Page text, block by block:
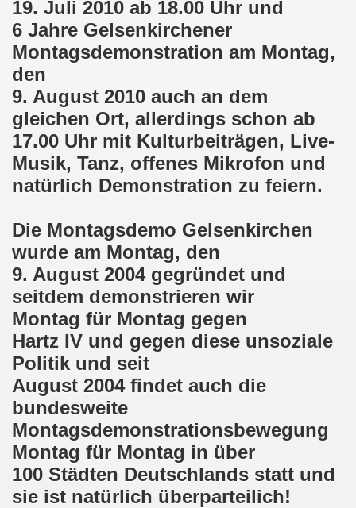
19. Juli 2010 ab 18.00 Uhr und
6 Jahre Gelsenkirchener
Montagsdemonstration am Montag,
den
9. August 2010 auch an dem
gleichen Ort, allerdings schon ab
17.00 Uhr mit Kulturbeiträgen, Live-
Musik, Tanz, offenes Mikrofon und
natürlich Demonstration zu feiern.
Die Montagsdemo Gelsenkirchen
wurde am Montag, den
9. August 2004 gegründet und
seitdem demonstrieren wir
Montag für Montag gegen
Hartz IV und gegen diese unsoziale
Politik und seit
August 2004 findet auch die
bundesweite
Montagsdemonstrationsbewegung
Montag für Montag in über
100 Städten Deutschlands statt und
sie ist natürlich überparteilich!
21 Jahre Gelsenkirchener Montagsdemo-
in Gelsenkirchen und es ist zeitgleich am
Bewegung hier bei uns in der Gelsenkirchener
Gelsenkirchener(innen) spenden 523,20 Euro
Montagsdemo-Bewegung am 12.05.2025 am Platz der
Montagsdemo-Bewegung am 14.04.2025 auf dem
am 03.02.2025 gegen Rechts in
Bewegung Gelsenkirchen am 13.01.2025 am Platz
Bewegung am 11.11.2024: Solidarität mit dem
solidarisiert sich am 14.10.2024 mit dem Volk
Volk und mit dem libanesischen Volk!
Eisenach: Zeichen gegen Sozialkahlschlag und
Montagsdemonstration am 12.08.2024 - eine
Gelsenkirchen am 12.08.2024 ab 17.30 Uhr - am Platz